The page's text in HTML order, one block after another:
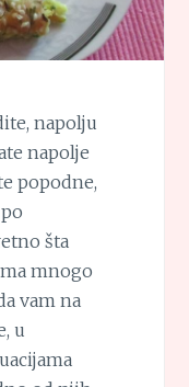
napolju
napolje
popodne,
šta
mnogo
vam na
u